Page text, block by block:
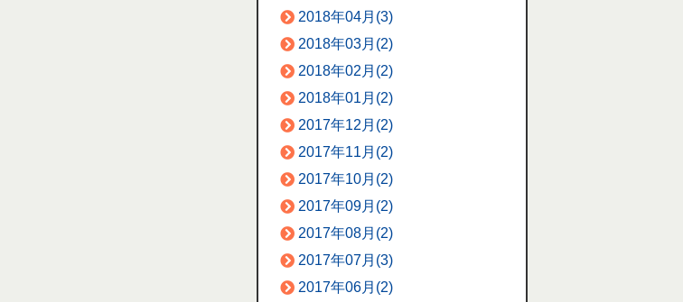
2018年04月(3)
2018年03月(2)
2018年02月(2)
2018年01月(2)
2017年12月(2)
2017年11月(2)
2017年10月(2)
2017年09月(2)
2017年08月(2)
2017年07月(3)
2017年06月(2)